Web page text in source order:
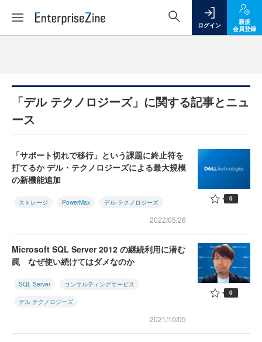
ログイン
新規
会員登録
「デル テクノロジーズ」に関する記事とニュ
ース
「サポート切れで移行」という課題に終止符を
打てるか デル・テクノロジーズによる最大規模
の新機能追加
ストレージ PowerMax デル テクノロジーズ
2022/05/26
0
Microsoft SQL Server 2012 の継続利用に潜む
罠 なぜ使い続けてはダメなのか
SQL Server コンサルティングサービス
デル テクノロジーズ
2021/10/05
0